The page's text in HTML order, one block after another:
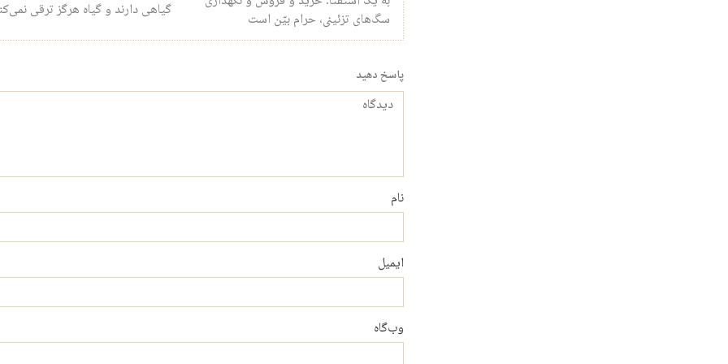
سگ‌های تزئینی، حرام بیّن است
گیاهی دارند و گیاه هرگز ترقی
پاسخ دهید
دیدگاه
نام
ایمیل
وب‌گاه